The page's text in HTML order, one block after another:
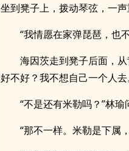
坐到凳子上，拨动琴弦，一声
“我情愿在家弹琵琶，也
海因茨走到凳子后面，
好不好？我不想自己一个人去
“不是还有米勒吗？”林瑜
“那不一样。米勒是下属